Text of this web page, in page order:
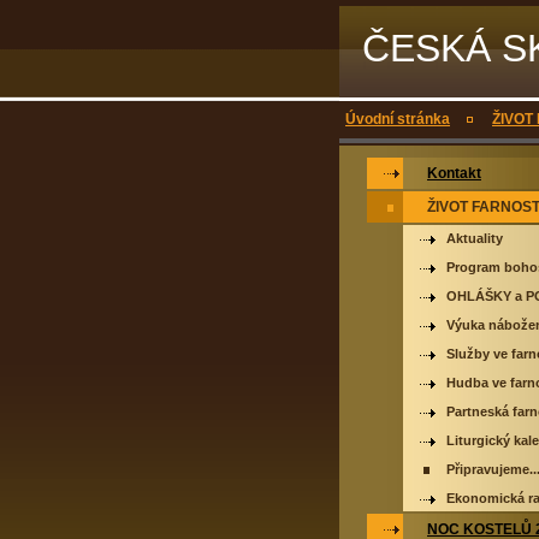
ČESKÁ
Úvodní stránka ŽIVOT
Kontakt
ŽIVOT
Aktuality
Program
OHLÁŠKY a
Výuka
Služby ve
Hudba ve
Partneská
Liturgický
Připravujeme...
Ekonomická
NOC KOSTELŮ